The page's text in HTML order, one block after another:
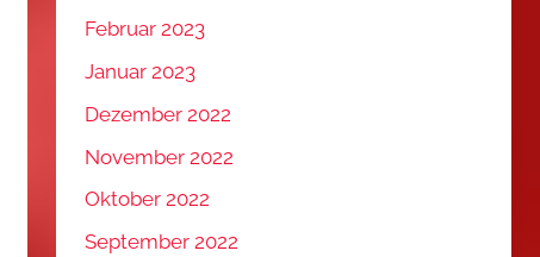
Februar 2023
Januar 2023
Dezember 2022
November 2022
Oktober 2022
September 2022